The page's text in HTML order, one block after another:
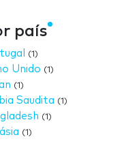
país
(1)
Unido (1)
(1)
Saudita (1)
(1)
(1)